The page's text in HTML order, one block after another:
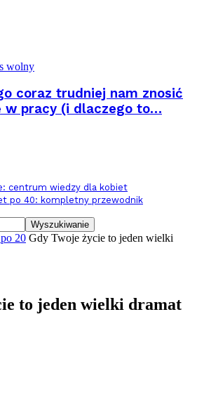
wolny
coraz trudniej nam znosić
w pracy (i dlaczego to…
centrum wiedzy dla kobiet
po 40: kompletny przewodnik
20 Gdy Twoje życie to jeden wielki
to jeden wielki dramat